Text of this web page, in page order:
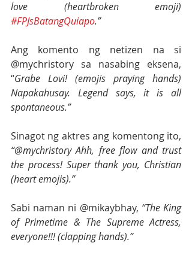
#FPJsBatangQuiapo.”
Ang komento ng netizen na si
@mychristory sa nasabing eksena,
“Grabe Lovi! (emojis praying hands)
Napakahusay. Legend says, it is all
spontaneous.”
“@mychristory Ahh, free flow and trust
the process! Super thank you, Christian
(heart emojis).”
Sabi naman ni @mikaybhay, “The King
of Primetime & The Supreme Actress,
everyone!!! (clapping hands).”